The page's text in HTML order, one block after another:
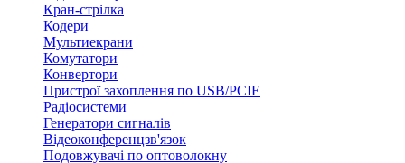
Кран-стрілка
Кодери
Мультиекрани
Комутатори
Конвертори
Пристрої захоплення по USB/PCIE
Радіосистеми
Генератори сигналів
Відеоконференцзв'язок
Подовжувачі по оптоволокну